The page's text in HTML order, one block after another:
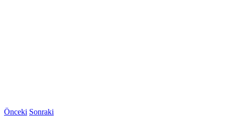
Önceki Sonraki